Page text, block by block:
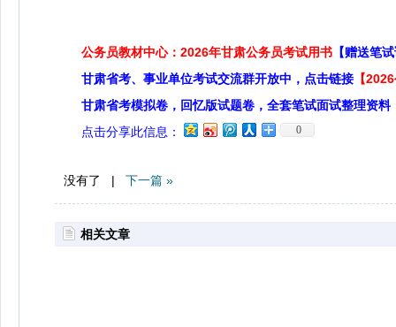
公务员教材中心：2026年甘肃公务员考试用书 【赠送笔
甘肃省考、事业单位考试交流群开放中，点击链接 【
甘肃省考模拟卷，回忆版试题卷，全套笔试面试整理资料
点击分享此信息：
0
没有了 | 下一篇 »
相关文章